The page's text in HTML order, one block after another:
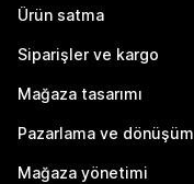
Ürün satma
Siparişler ve kargo
Mağaza tasarımı
Pazarlama ve dönüşüm
Mağaza yönetimi